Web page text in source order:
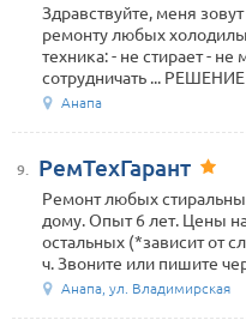
Здравствуйте, меня
ремонту любых
техника: - не стирает -
сотрудничать ... РЕШЕНИЕ
Анапа
9. РемТехГарант
Ремонт любых
дому. Опыт 6 лет. Цены
остальных (*зависит от
ч. Звоните или пишите
Анапа, ул. Владимирская